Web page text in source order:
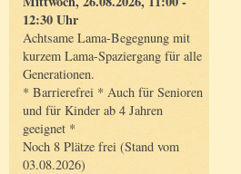
12:30 Uhr
Achtsame Lama-Begegnung mit
kurzem Lama-Spaziergang für alle
Generationen.
* Barrierefrei * Auch für Senioren
und für Kinder ab 4 Jahren
geeignet *
Noch 8 Plätze frei (Stand vom
03.08.2026)